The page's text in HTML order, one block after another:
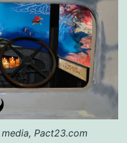
Pact23.com